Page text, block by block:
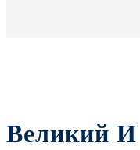
Великий